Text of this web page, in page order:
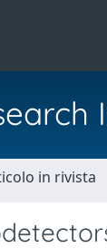
in rivista